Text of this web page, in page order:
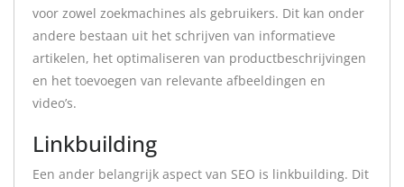
voor zowel zoekmachines als gebruikers. Dit kan onder
andere bestaan uit het schrijven van informatieve
artikelen, het optimaliseren van productbeschrijvingen
en het toevoegen van relevante afbeeldingen en
video’s.
Linkbuilding
Een ander belangrijk aspect van SEO is linkbuilding. Dit